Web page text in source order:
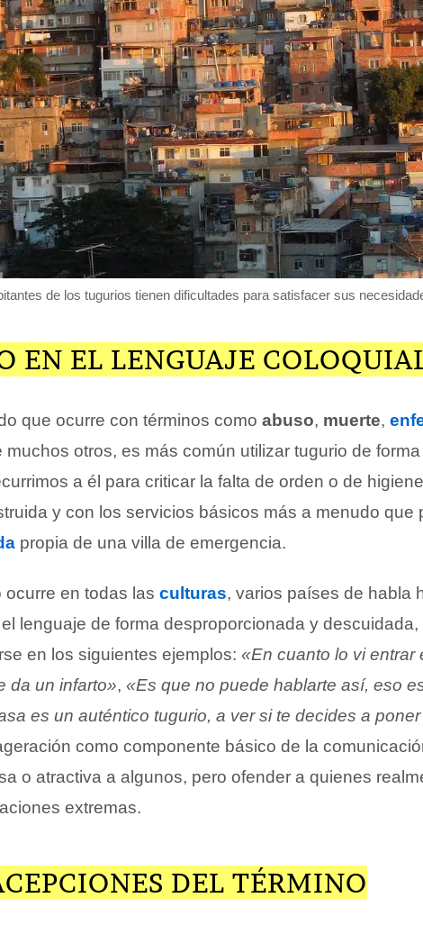
de los tugurios tienen dificultades para satisfacer sus
EN EL LENGUAJE
que ocurre con términos como abuso, muerte,
muchos otros, es más común utilizar tugurio de
a él para criticar la falta de orden o de
y con los servicios básicos más a menudo que
propia de una villa de emergencia.
ocurre en todas las culturas, varios países de habla
lenguaje de forma desproporcionada y descuidada,
en los siguientes ejemplos: «En cuanto lo vi entrar
da un infarto», «Es que no puede hablarte así, eso
es un auténtico tugurio, a ver si te decides a
como componente básico de la
o atractiva a algunos, pero ofender a quienes
extremas.
DEL TÉRMINO